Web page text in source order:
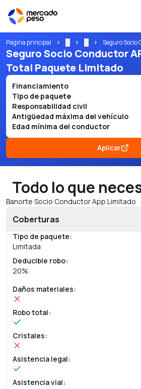
Página principal Seguro Socio
Seguro Socio Conductor
Total Paquete Limitado
Financiamiento
Tipo de paquete
Responsabilidad civil
Antigüedad máxima del vehículo
Edad mínima del conductor
Aplicar
Todo lo que
Banorte Socio Conductor App Limitado
Coberturas
Tipo de paquete:
Limitada
Deducible robo:
20%
Daños materiales:
Robo total:
Cristales:
Asistencia legal:
Asistencia vial: